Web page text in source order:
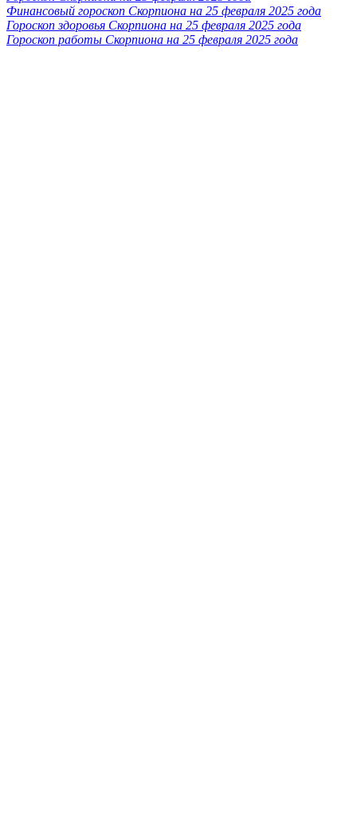
Финансовый гороскоп Скорпиона на 25 февраля 2025 года
Гороскоп здоровья Скорпиона на 25 февраля 2025 года
Гороскоп работы Скорпиона на 25 февраля 2025 года